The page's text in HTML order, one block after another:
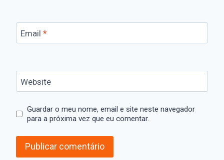
Email *
Website
Guardar o meu nome, email e site neste navegador
para a próxima vez que eu comentar.